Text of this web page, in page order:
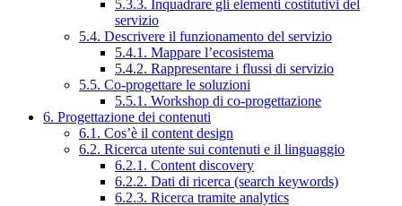
5.3.3. Inquadrare gli elementi costitutivi del
servizio
5.4. Descrivere il funzionamento del servizio
5.4.1. Mappare l’ecosistema
5.4.2. Rappresentare i flussi di servizio
5.5. Co-progettare le soluzioni
5.5.1. Workshop di co-progettazione
6. Progettazione dei contenuti
6.1. Cos’è il content design
6.2. Ricerca utente sui contenuti e il linguaggio
6.2.1. Content discovery
6.2.2. Dati di ricerca (search keywords)
6.2.3. Ricerca tramite analytics